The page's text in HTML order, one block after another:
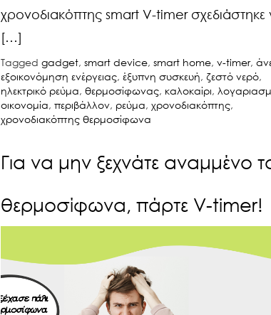
χρονοδιακόπτης smart V-timer σχεδιάστηκε
[…]
Tagged gadget, smart device, smart home, v-timer,
εξοικονόμηση ενέργειας, έξυπνη συσκευή, ζεστό νερό,
ηλεκτρικό ρεύμα, θερμοσίφωνας, καλοκαίρι,
οικονομία, περιβάλλον, ρεύμα, χρονοδιακόπτης,
χρονοδιακόπτης θερμοσίφωνα
Για να μην ξεχνάτε αναμμένο
θερμοσίφωνα, πάρτε V-timer!